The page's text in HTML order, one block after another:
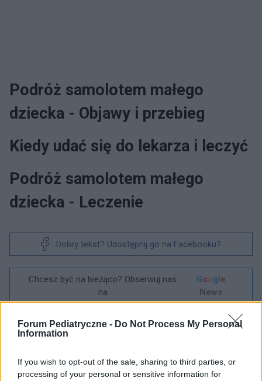
Forum Pediatryczne - Do Not Process My Personal
Information
If you wish to opt-out of the sale, sharing to third parties, or
processing of your personal or sensitive information for
Podróż samolotem małego
dziecka - Objawy i przebieg
Kiedy udać się do lekarza i leczyć
Podróż samolotem małego
dziecka - Leczenie
Dobry tekst? Udostępnij go na Facebooku?
Chcesz być na bieżąco? Obserwuj nas
na
Google
News
POWIĄZANE
Zobacz także w języku english español français